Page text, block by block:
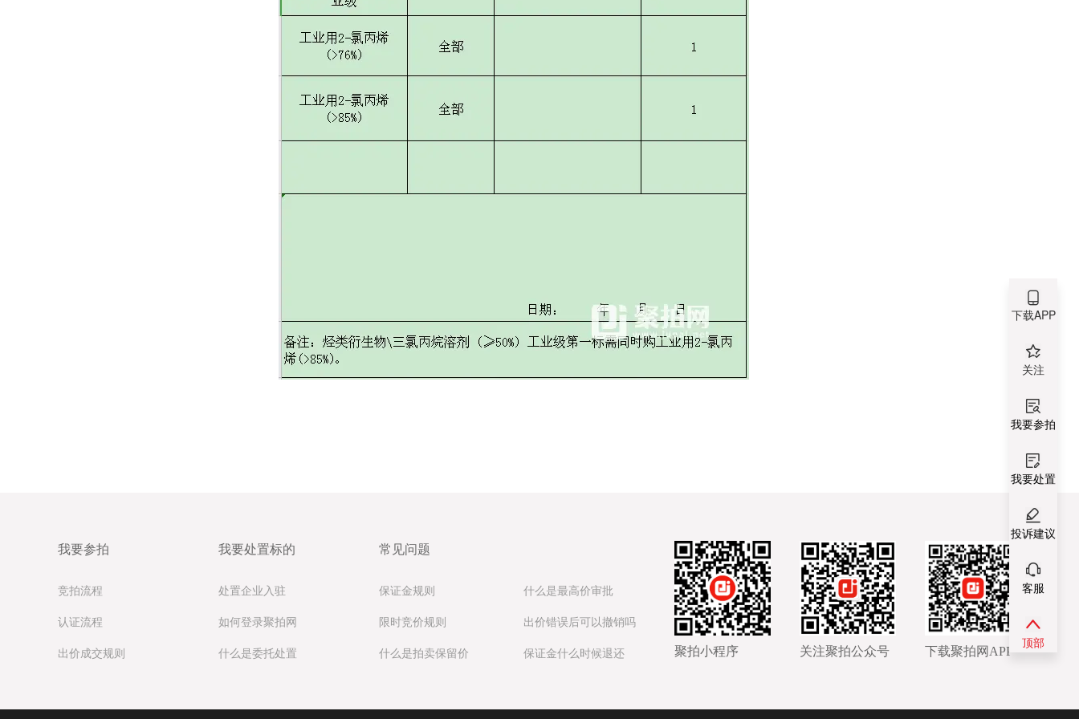
下载APP
关注
我要参拍
我要处置
投诉建议
客服
顶部
我要参拍
竞拍流程
认证流程
出价成交规则
我要处置标的
处置企业入驻
如何登录聚拍网
什么是委托处置
常见问题
保证金规则 什么是最高价审批
限时竞价规则 出价错误后可以撤销吗
什么是拍卖保留价 保证金什么时候退还 下载聚拍网APP
关注聚拍公众号
聚拍小程序